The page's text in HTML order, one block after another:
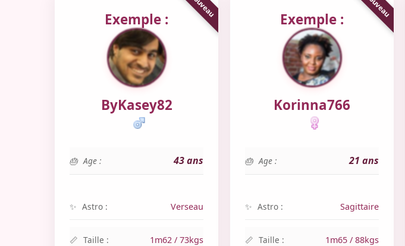
Exemple :
ByKasey82
Age : 43 ans
Astro : Verseau
Taille : 1m62 / 73kgs
Exemple :
Korinna766
Age : 21 ans
Astro : Sagittaire
Taille : 1m65 / 88kgs